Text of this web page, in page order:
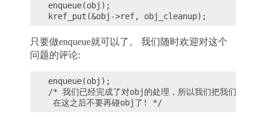
enqueue(obj);
只要做enqueue就可以了。 我们随时欢迎对这个
问题的评论:
enqueue(obj);
/* 我们已经完成了对obj的处理，所以我们把我们的